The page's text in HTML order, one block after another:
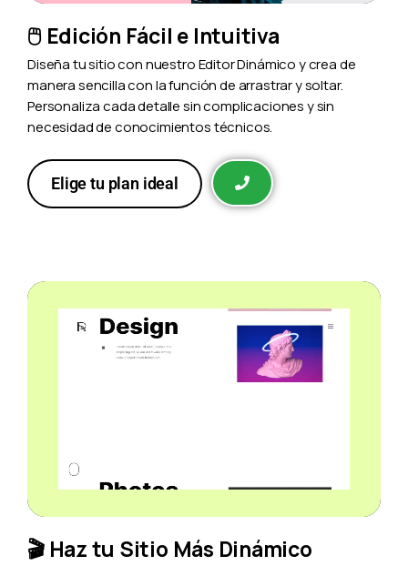
🖱️ Edición Fácil e Intuitiva
Diseña tu sitio con nuestro Editor Dinámico y crea de
manera sencilla con la función de arrastrar y soltar.
Personaliza cada detalle sin complicaciones y sin
necesidad de conocimientos técnicos.
Elige tu plan ideal
🎬 Haz tu Sitio Más Dinámico